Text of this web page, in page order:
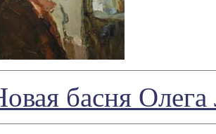
басня